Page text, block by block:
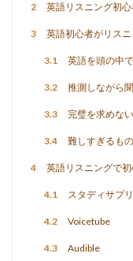
2 英語リスニング初
3 英語初心者がリス
3.1 英語を頭の中
3.2 推測しながら聞
3.3 完璧を求めない
3.4 難しすぎるも
4 英語リスニングで
4.1 スタディサプ
4.2 Voicetube
4.3 Audible